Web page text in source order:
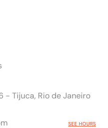
- Tijuca, Rio de Janeiro
SEE HOURS